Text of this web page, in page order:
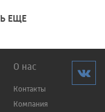
ЕЩЕ
О нас
Контакты
Компания